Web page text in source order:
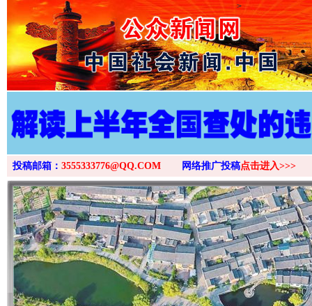
>
投稿邮箱： 3555333776@QQ.COM 网络推广投稿点击进入>>>